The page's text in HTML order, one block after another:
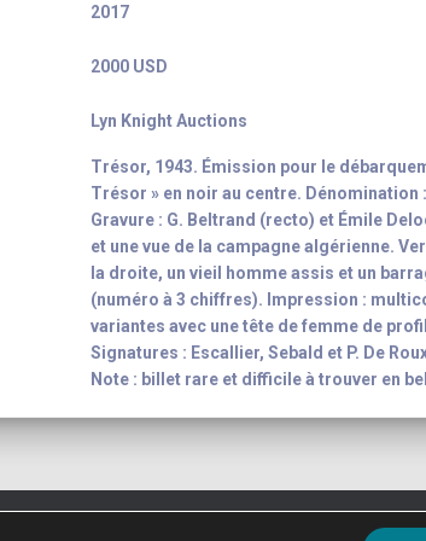
2017
2000 USD
Lyn Knight Auctions
Trésor, 1943. Émission pour le
Trésor » en noir au centre. Dénomination
Gravure : G. Beltrand (recto) et Émile
et une vue de la campagne algérienne.
la droite, un vieil homme assis et un
(numéro à 3 chiffres). Impression :
variantes avec une tête de femme de
Signatures : Escallier, Sebald et P. De
Note : billet rare et difficile à trouver en